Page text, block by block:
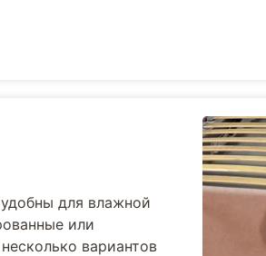
для влажной
или
вариантов